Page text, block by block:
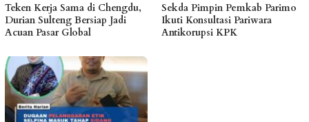
Teken Kerja Sama di Chengdu,
Durian Sulteng Bersiap Jadi
Acuan Pasar Global
Sekda Pimpin Pemkab Parimo
Ikuti Konsultasi Pariwara
Antikorupsi KPK